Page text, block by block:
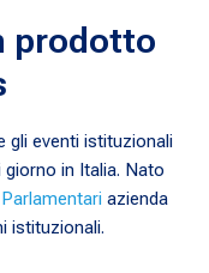
prodotto
gli eventi istituzionali
in Italia. Nato
azienda
istituzionali.